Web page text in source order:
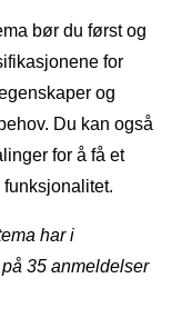
bør du først og
for
og
Du kan også
for å få et
har i
35 anmeldelser